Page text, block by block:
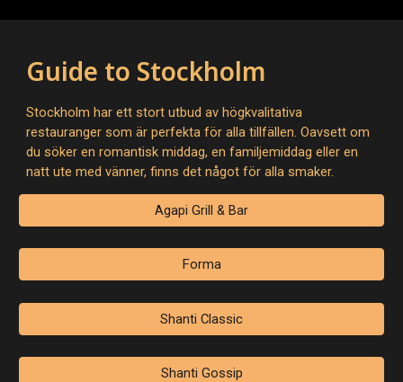
Guide to Stockholm
Stockholm har ett stort utbud av högkvalitativa
restauranger som är perfekta för alla tillfällen. Oavsett om
du söker en romantisk middag, en familjemiddag eller en
natt ute med vänner, finns det något för alla smaker.
Agapi Grill & Bar
Forma
Shanti Classic
Shanti Gossip